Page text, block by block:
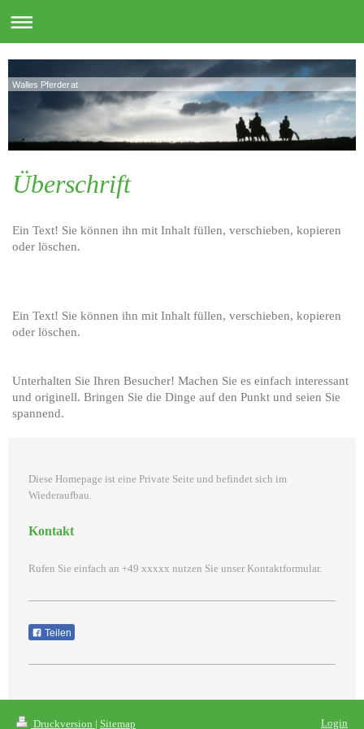
Walles Pferderat
Überschrift
Ein Text! Sie können ihn mit Inhalt füllen, verschieben, kopieren
oder löschen.
Ein Text! Sie können ihn mit Inhalt füllen, verschieben, kopieren
oder löschen.
Unterhalten Sie Ihren Besucher! Machen Sie es einfach interessant
und originell. Bringen Sie die Dinge auf den Punkt und seien Sie
spannend.
Diese Homepage ist eine Private Seite und befindet sich im
Wiederaufbau.
Kontakt
Rufen Sie einfach an +49 xxxxx nutzen Sie unser Kontaktformular.
Teilen
Druckversion | Sitemap Login